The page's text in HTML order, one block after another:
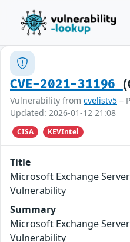
CVE-2021-31196
Vulnerability from cvelistv5 –
Updated: 2026-01-12 21:08
CISA KEVIntel
Title
Microsoft Exchange
Vulnerability
Summary
Microsoft Exchange
Vulnerability